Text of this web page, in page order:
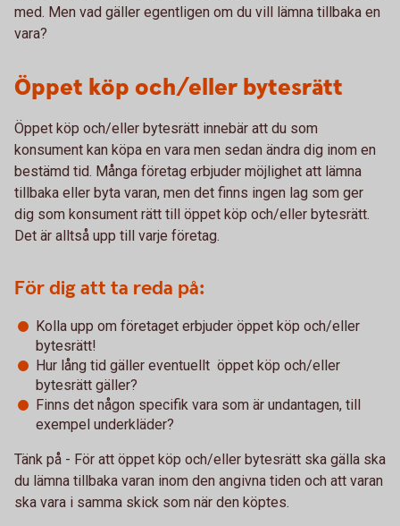
med. Men vad gäller egentligen om du vill lämna tillbaka en
vara?
Öppet köp och/eller bytesrätt
Öppet köp och/eller bytesrätt innebär att du som
konsument kan köpa en vara men sedan ändra dig inom en
bestämd tid. Många företag erbjuder möjlighet att lämna
tillbaka eller byta varan, men det finns ingen lag som ger
dig som konsument rätt till öppet köp och/eller bytesrätt.
Det är alltså upp till varje företag.
För dig att ta reda på:
Kolla upp om företaget erbjuder öppet köp och/eller
bytesrätt!
Hur lång tid gäller eventuellt öppet köp och/eller
bytesrätt gäller?
Finns det någon specifik vara som är undantagen, till
exempel underkläder?
Tänk på - För att öppet köp och/eller bytesrätt ska gälla ska
du lämna tillbaka varan inom den angivna tiden och att varan
ska vara i samma skick som när den köptes.